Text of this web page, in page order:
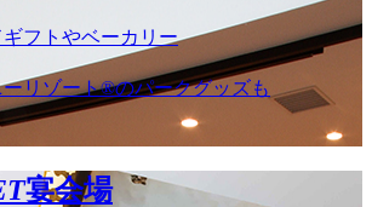
フトやベーカリー
リゾート®のパークグッズも
宴会場